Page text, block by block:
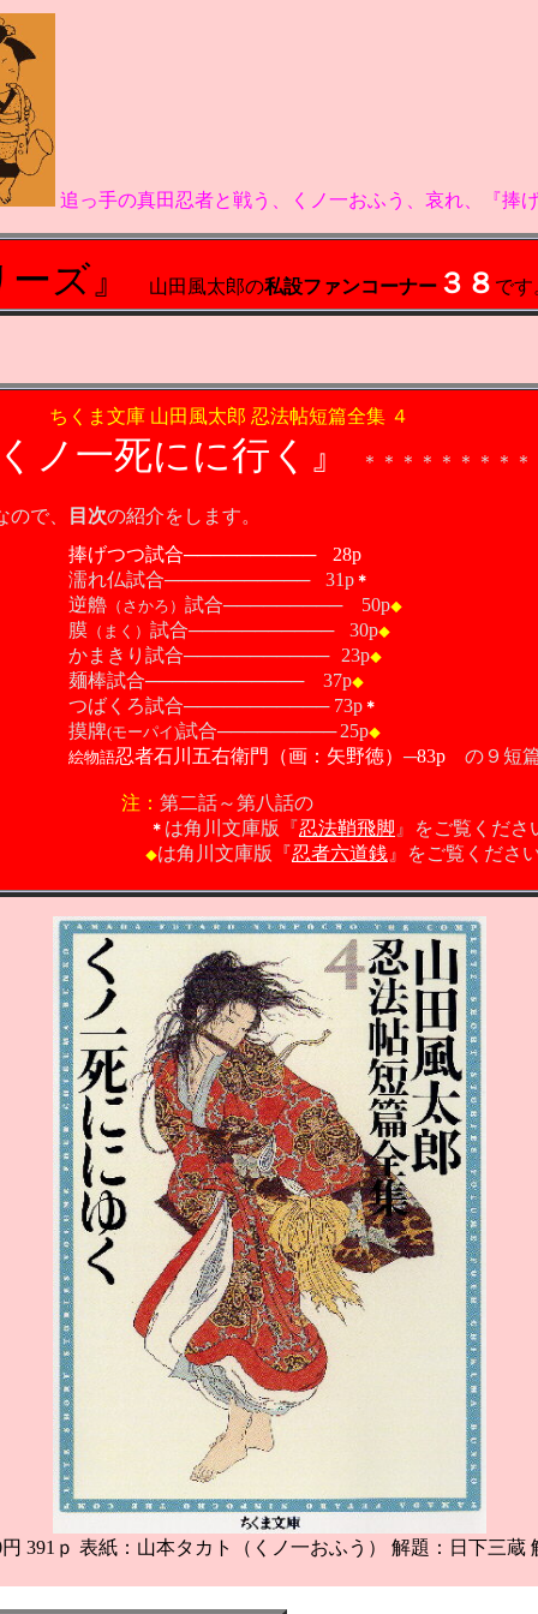
追っ手の真田忍者と戦う、くノ一おふう、哀れ、『捧げ
ーズ 』 山田風太郎の私設ファンコーナー ３８ です
ちくま文庫 山田風太郎 忍法帖短篇全集 ４
くノ一死にに行く 』 ＊＊＊＊＊＊＊＊＊
ので、 目次の紹介をします。
捧げつつ試合──────────
28p
濡れ仏試合───────────
31p ＊
（さかろ） 試合───────── 50p◆
（まく） 試合─────────── 30p◆
試合─────────── 23p◆
合──────────── 37p◆
試合───────────73p ＊
(モーパイ)試合───────── 25p◆
絵物語忍者石川五右衛門（画：矢野徳） ─83p の９短
注： 第二話～第八話の
＊ は角川文庫版 『忍法鞘飛脚 』 をご覧くださ
◆は角川文庫版『忍者六道銭 』をご覧ください
391ｐ 表紙：山本タカト（くノ一おふう） 解題：日下三蔵